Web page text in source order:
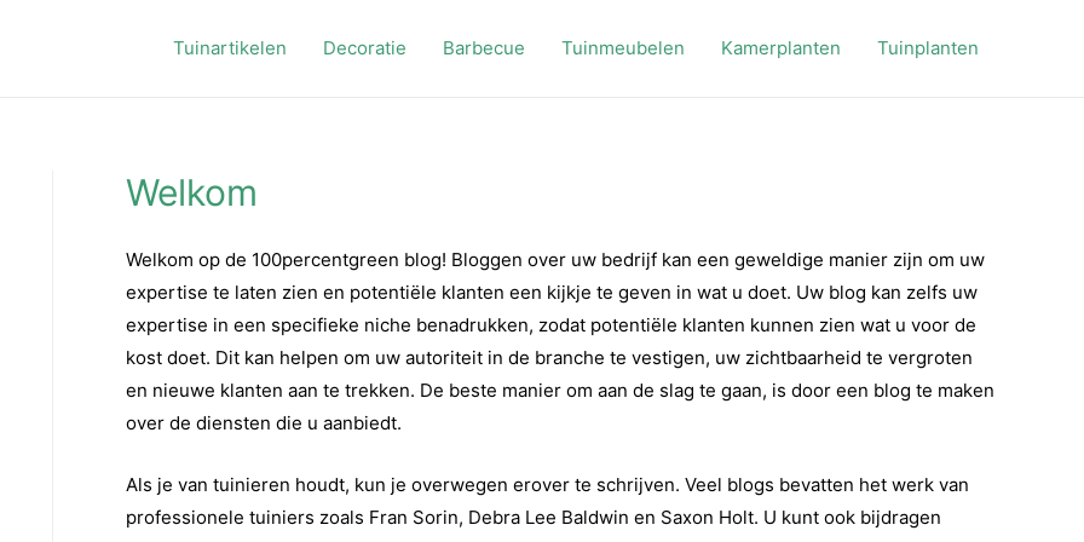
Tuinartikelen Decoratie Barbecue Tuinmeubelen Kamerplanten Tuinplanten
Welkom
Welkom op de 100percentgreen blog! Bloggen over uw bedrijf kan een geweldige manier zijn om uw
expertise te laten zien en potentiële klanten een kijkje te geven in wat u doet. Uw blog kan zelfs uw
expertise in een specifieke niche benadrukken, zodat potentiële klanten kunnen zien wat u voor de
kost doet. Dit kan helpen om uw autoriteit in de branche te vestigen, uw zichtbaarheid te vergroten
en nieuwe klanten aan te trekken. De beste manier om aan de slag te gaan, is door een blog te maken
over de diensten die u aanbiedt.
Als je van tuinieren houdt, kun je overwegen erover te schrijven. Veel blogs bevatten het werk van
professionele tuiniers zoals Fran Sorin, Debra Lee Baldwin en Saxon Holt. U kunt ook bijdragen